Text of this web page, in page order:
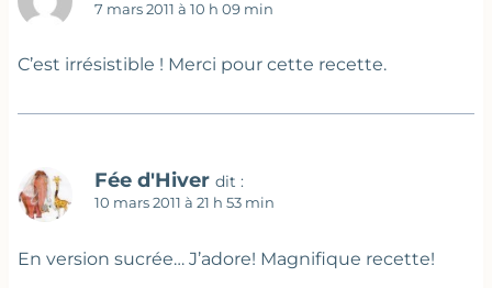
7 mars 2011 à 10 h 09 min
C’est irrésistible ! Merci pour cette recette.
Fée d'Hiver dit :
10 mars 2011 à 21 h 53 min
En version sucrée… J’adore! Magnifique recette!